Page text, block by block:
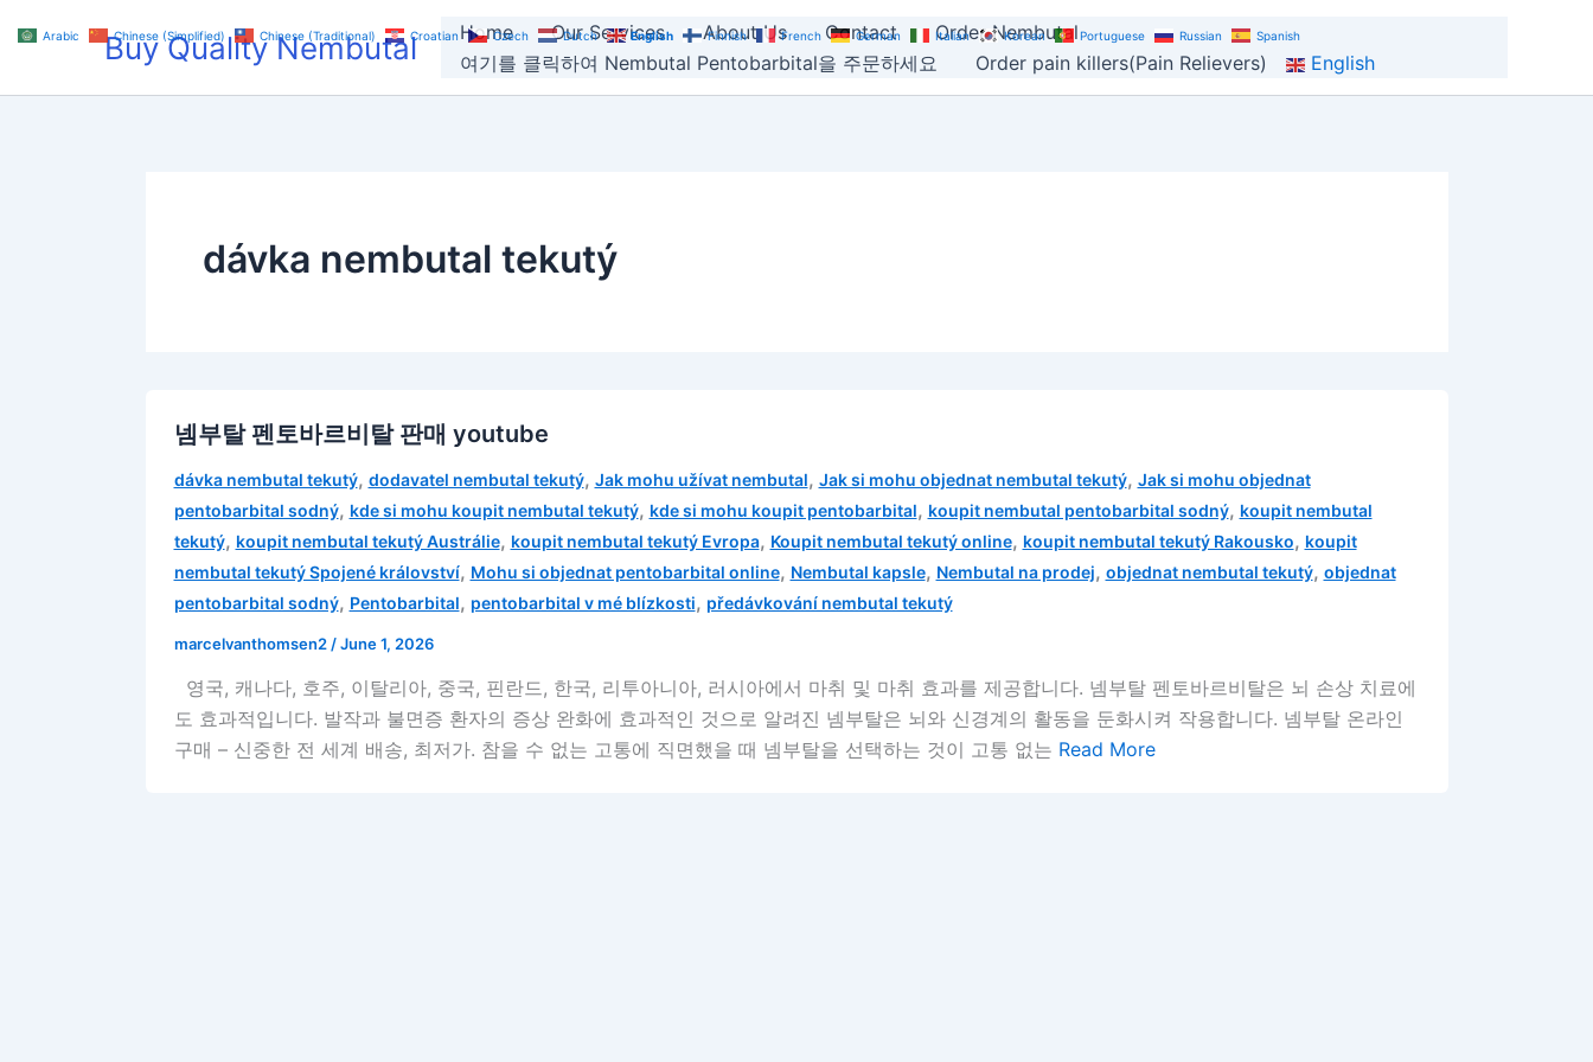
Buy Quality Nembutal Home Our Services About Us Contact
Order Nembutal
여기를 클릭하여 Nembutal Pentobarbital을 주문하세요
Order pain killers(Pain Relievers) English
dávka nembutal tekutý
넴부탈 펜토바르비탈 판매 youtube
dávka nembutal tekutý, dodavatel nembutal tekutý, Jak mohu užívat nembutal, Jak si mohu objednat nembutal tekutý, Jak si mohu objednat
pentobarbital sodný, kde si mohu koupit nembutal tekutý, kde si mohu koupit pentobarbital, koupit nembutal pentobarbital sodný, koupit nembutal
tekutý, koupit nembutal tekutý Austrálie, koupit nembutal tekutý Evropa, Koupit nembutal tekutý online, koupit nembutal tekutý Rakousko, koupit
nembutal tekutý Spojené království, Mohu si objednat pentobarbital online, Nembutal kapsle, Nembutal na prodej, objednat nembutal tekutý, objednat
pentobarbital sodný, Pentobarbital, pentobarbital v mé blízkosti, předávkování nembutal tekutý
marcelvanthomsen2 /June 1, 2026
영국, 캐나다, 호주, 이탈리아, 중국, 핀란드, 한국, 리투아니아, 러시아에서 마취 및 마취 효과를 제공합니다. 넴부탈 펜토바르비탈은 뇌 손상 치료에
도 효과적입니다. 발작과 불면증 환자의 증상 완화에 효과적인 것으로 알려진 넴부탈은 뇌와 신경계의 활동을 둔화시켜 작용합니다. 넴부탈 온라인
구매 – 신중한 전 세계 배송, 최저가. 참을 수 없는 고통에 직면했을 때 넴부탈을 선택하는 것이 고통 없는 Read More
Arabic Chinese (Simplified) Chinese (Traditional) Croatian Czech Dutch English Finnish French German Italian Korean Portuguese Russian Spanish